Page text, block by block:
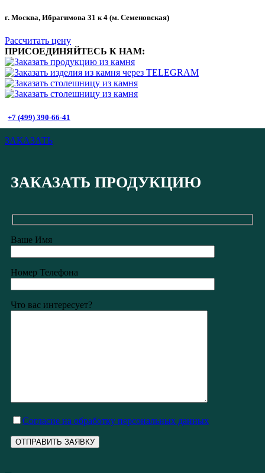
г. Москва, Ибрагимова 31 к 4 (м. Семеновская)
Рассчитать цену
ПРИСОЕДИНЯЙТЕСЬ К НАМ:
+7 (499) 390-66-41
ЗАКАЗАТЬ
ЗАКАЗАТЬ ПРОДУКЦИЮ
Ваше Имя
Номер Телефона
Что вас интересует?
Cогласие на обработку персональных данных